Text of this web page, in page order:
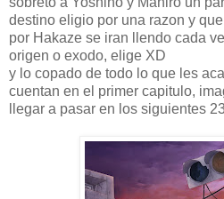
destino eligio por una razon y
por Hakaze se iran llendo cada
origen o exodo, elige XD
y lo copado de todo lo que les
cuentan en el primer capitulo,
llegar a pasar en los siguientes